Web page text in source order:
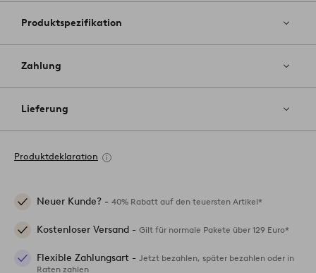
Produktspezifikation
Zahlung
Lieferung
Produktdeklaration
Neuer Kunde? - 40% Rabatt auf den teuersten Artikel*
Kostenloser Versand - Gilt für normale Pakete über 129 Euro*
Flexible Zahlungsart - Jetzt bezahlen, später bezahlen oder in
Raten zahlen